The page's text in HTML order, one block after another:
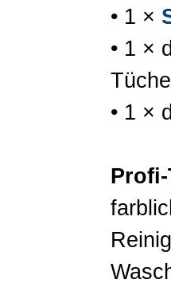
• 1 ×
• 1 ×
• 1 ×